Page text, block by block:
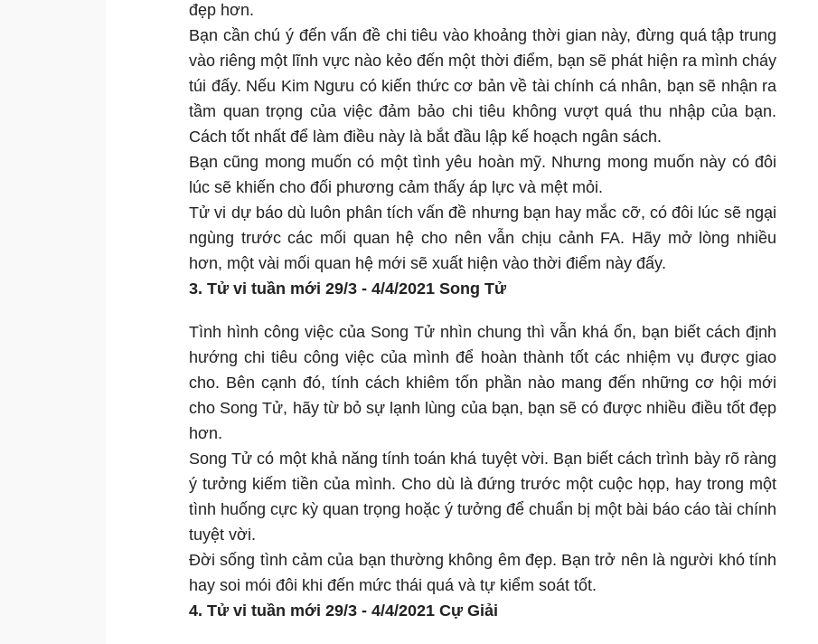
đẹp hơn.
Bạn cần chú ý đến vấn đề chi tiêu vào khoảng thời gian này, đừng quá tập trung
vào riêng một lĩnh vực nào kẻo đến một thời điểm, bạn sẽ phát hiện ra mình cháy
túi đấy. Nếu Kim Ngưu có kiến thức cơ bản về tài chính cá nhân, bạn sẽ nhận ra
tầm quan trọng của việc đảm bảo chi tiêu không vượt quá thu nhập của bạn.
Cách tốt nhất để làm điều này là bắt đầu lập kế hoạch ngân sách.
Bạn cũng mong muốn có một tình yêu hoàn mỹ. Nhưng mong muốn này có đôi
lúc sẽ khiến cho đối phương cảm thấy áp lực và mệt mỏi.
Tử vi dự báo dù luôn phân tích vấn đề nhưng bạn hay mắc cỡ, có đôi lúc sẽ ngại
ngùng trước các mối quan hệ cho nên vẫn chịu cảnh FA. Hãy mở lòng nhiều
hơn, một vài mối quan hệ mới sẽ xuất hiện vào thời điểm này đấy.
3. Tử vi tuần mới 29/3 - 4/4/2021 Song Tử
Tình hình công việc của Song Tử nhìn chung thì vẫn khá ổn, bạn biết cách định
hướng chi tiêu công việc của mình để hoàn thành tốt các nhiệm vụ được giao
cho. Bên cạnh đó, tính cách khiêm tốn phần nào mang đến những cơ hội mới
cho Song Tử, hãy từ bỏ sự lạnh lùng của bạn, bạn sẽ có được nhiều điều tốt đẹp
hơn.
Song Tử có một khả năng tính toán khá tuyệt vời. Bạn biết cách trình bày rõ ràng
ý tưởng kiếm tiền của mình. Cho dù là đứng trước một cuộc họp, hay trong một
tình huống cực kỳ quan trọng hoặc ý tưởng để chuẩn bị một bài báo cáo tài chính
tuyệt vời.
Đời sống tình cảm của bạn thường không êm đẹp. Bạn trở nên là người khó tính
hay soi mói đôi khi đến mức thái quá và tự kiểm soát tốt.
4. Tử vi tuần mới 29/3 - 4/4/2021 Cự Giải